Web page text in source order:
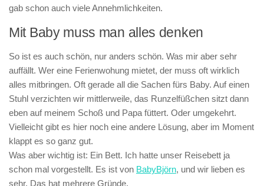
gab schon auch viele Annehmlichkeiten.
Mit Baby muss man alles denken
So ist es auch schön, nur anders schön. Was mir aber sehr
auffällt. Wer eine Ferienwohung mietet, der muss oft wirklich
alles mitbringen. Oft gerade all die Sachen fürs Baby. Auf einen
Stuhl verzichten wir mittlerweile, das Runzelfüßchen sitzt dann
eben auf meinem Schoß und Papa füttert. Oder umgekehrt.
Vielleicht gibt es hier noch eine andere Lösung, aber im Moment
klappt es so ganz gut.
Was aber wichtig ist: Ein Bett. Ich hatte unser Reisebett ja
schon mal vorgestellt. Es ist von BabyBjörn, und wir lieben es
sehr. Das hat mehrere Gründe.